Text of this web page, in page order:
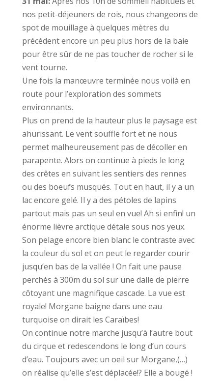
nos petit-déjeuners de rois, nous changeons de
spot de mouillage à quelques mètres du
précédent encore un peu plus hors de la baie
pour être sûr de ne pas toucher de rocher si le
vent tourne.
Une fois la manœuvre terminée nous voilà en
route pour l’exploration des sommets
environnants.
Plus on prend de la hauteur plus le paysage est
ahurissant. Le vent souffle fort et ne nous
permet malheureusement pas de décoller en
parapente. Alors on continue à pieds le long
des crêtes en suivant les sentiers des rennes
ou des boeufs musqués. Tout en haut, il y a un
lac encore gelé. Il y a des pétoles de lapins
partout mais pas un seul en vue! Ah si enfin! un
énorme lièvre arctique détale sous nos yeux.
Son pelage encore bien blanc le contraste avec
la couleur du sol et on peut le regarder courir
jusqu’en bas de la vallée ! On fait une pause
perchés à 300m du sol sur une dalle de pierre
côtoyant une magnifique cascade. La vue est
royale! Morgane baigne dans une eau
turquoise on dirait les Caraïbes!
On continue notre marche jusqu’à l’autre bout
du cirque et redescendons le long d’un cours
d’eau. Toujours avec un oeil sur Morgane,(…)
on réalise qu’elle s’est déplacée!? Elle a bougé !